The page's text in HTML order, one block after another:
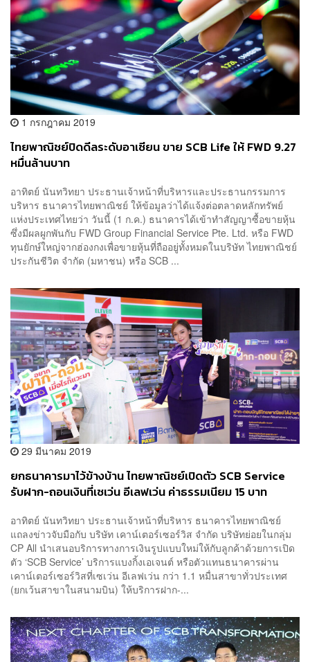
1 กรกฎาคม 2019
ไทยพาณิชย์ปิดดีลระดับอาเซียน ขาย SCB Life ให้ FWD 9.27
หมื่นล้านบาท
อาทิตย์ นันทวิทยา ประธานเจ้าหน้าที่บริหารและประธานกรรมการ
บริหาร ธนาคารไทยพาณิชย์ ให้ข้อมูลว่าได้แจ้งต่อตลาดหลักทรัพย์
แห่งประเทศไทยว่า วันนี้ (1 ก.ค.) ธนาคารได้เข้าทำสัญญาซื้อขายหุ้น
ซึ่งมีผลผูกพันกับ FWD Group Financial Service Pte. Ltd. หรือ FWD
ทุนยักษ์ใหญ่จากฮ่องกงเพื่อขายหุ้นที่ถืออยู่ทั้งหมดในบริษัท ไทยพาณิชย์
ประกันชีวิต จำกัด (มหาชน) หรือ SCB ...
29 มีนาคม 2019
ยกธนาคารมาไว้ข้างบ้าน ไทยพาณิชย์เปิดตัว SCB Service
รับฝาก-ถอนเงินที่เซเว่น อีเลฟเว่น ค่าธรรมเนียม 15 บาท
อาทิตย์ นันทวิทยา ประธานเจ้าหน้าที่บริหาร ธนาคารไทยพาณิชย์
แถลงข่าวจับมือกับ บริษัท เคาน์เตอร์เซอร์วิส จำกัด บริษัทย่อยในกลุ่ม
CP All นำเสนอบริการทางการเงินรูปแบบใหม่ให้กับลูกค้าด้วยการเปิด
ตัว ‘SCB Service’ บริการแบงกิ้งเอเจนต์ หรือตัวแทนธนาคารผ่าน
เคาน์เตอร์เซอร์วิสที่เซเว่น อีเลฟเว่น กว่า 1.1 หมื่นสาขาทั่วประเทศ
(ยกเว้นสาขาในสนามบิน) ให้บริการฝาก-...